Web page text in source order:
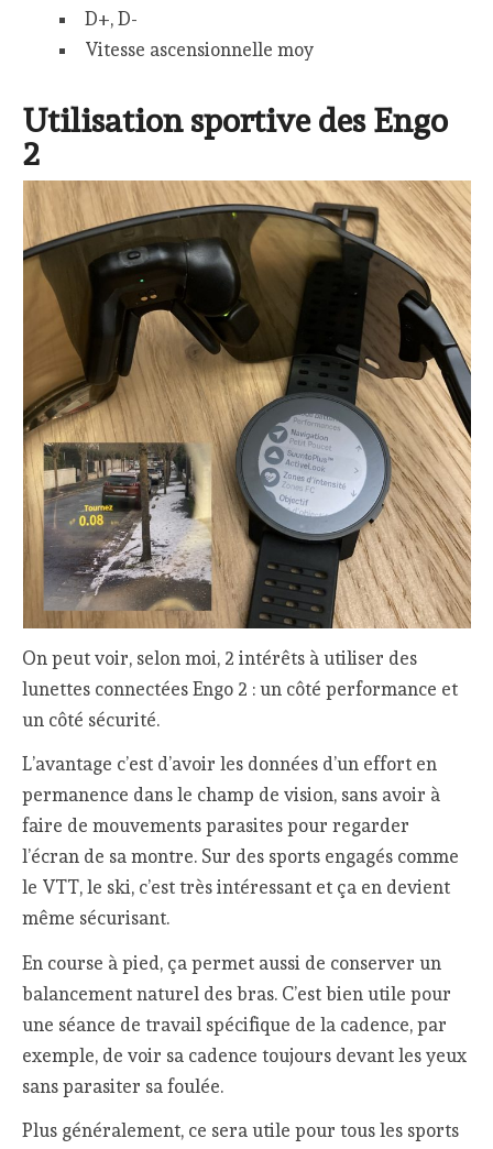
D+, D-
Vitesse ascensionnelle moy
Utilisation sportive des Engo
2
On peut voir, selon moi, 2 intérêts à utiliser des
lunettes connectées Engo 2 : un côté performance et
un côté sécurité.
L’avantage c’est d’avoir les données d’un effort en
permanence dans le champ de vision, sans avoir à
faire de mouvements parasites pour regarder
l’écran de sa montre. Sur des sports engagés comme
le VTT, le ski, c’est très intéressant et ça en devient
même sécurisant.
En course à pied, ça permet aussi de conserver un
balancement naturel des bras. C’est bien utile pour
une séance de travail spécifique de la cadence, par
exemple, de voir sa cadence toujours devant les yeux
sans parasiter sa foulée.
Plus généralement, ce sera utile pour tous les sports